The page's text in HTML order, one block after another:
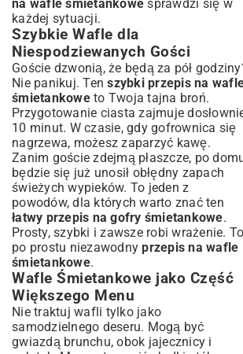
na wafle śmietankowe sprawdzi się w
każdej sytuacji.
Szybkie Wafle dla
Niespodziewanych Gości
Goście dzwonią, że będą za pół
Nie panikuj. Tenszybki przepis na
śmietankoweto Twoja tajna broń.
Przygotowanie ciasta zajmuje
10 minut. W czasie, gdy gofrownica się
nagrzewa, możesz zaparzyć kawę.
Zanim goście zdejmą płaszcze, po
będzie się już unosił obłędny zapach
świeżych wypieków. To jeden z
powodów, dla których warto znać ten
łatwy przepis na gofry śmietankowe.
Prosty, szybki i zawsze robi wrażenie. To
po prostu niezawodnyprzepis na wafle
śmietankowe.
Wafle Śmietankowe jako Część
Większego Menu
Nie traktuj wafli tylko jako
samodzielnego deseru. Mogą być
gwiazdą brunchu, obok jajecznicy i